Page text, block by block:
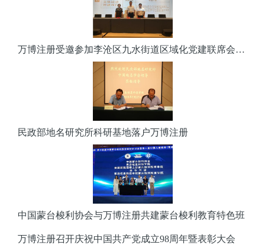
万博注册受邀参加李沧区九水街道区域化党建联席会并签订共建协议书
民政部地名研究所科研基地落户万博注册
中国蒙台梭利协会与万博注册共建蒙台梭利教育特色班
万博注册召开庆祝中国共产党成立98周年暨表彰大会